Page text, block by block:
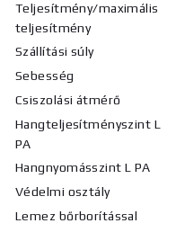
Teljesítmény/maximális
teljesítmény
Szállítási súly
Sebesség
Csiszolási átmérő
Hangteljesítményszint L
PA
Hangnyomásszint L PA
Védelmi osztály
Lemez bőrborítással